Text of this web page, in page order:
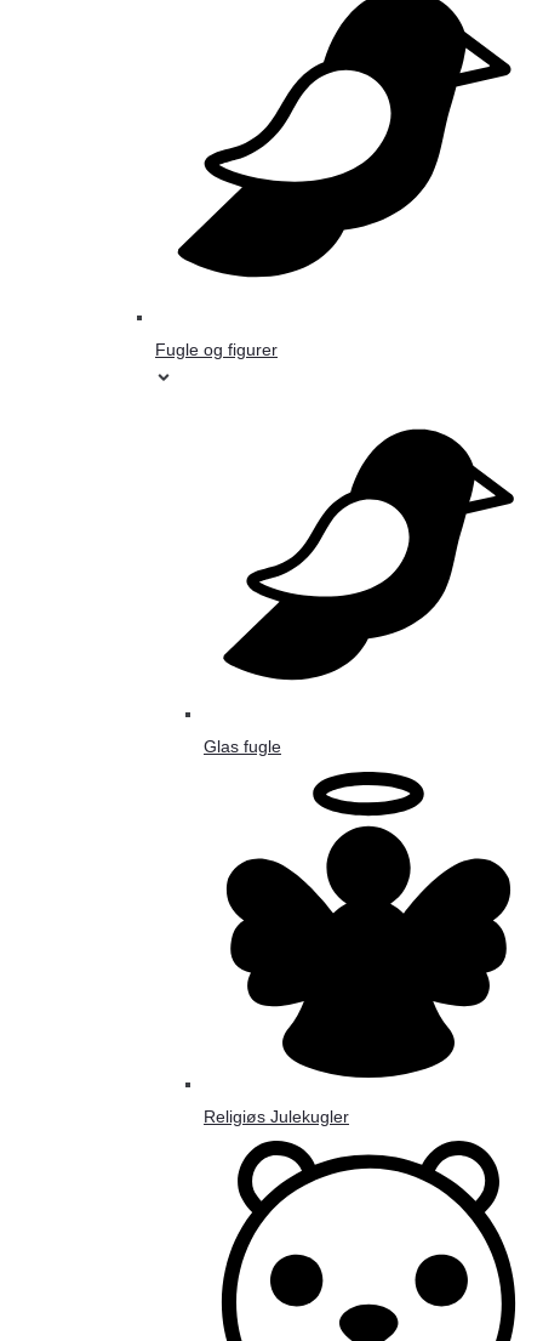
Fugle og figurer
Glas fugle
Religiøs Julekugler